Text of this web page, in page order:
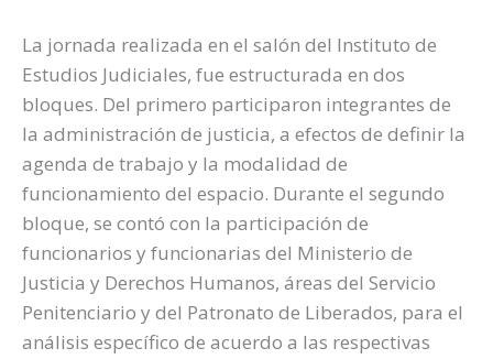
La jornada realizada en el salón del Instituto de
Estudios Judiciales, fue estructurada en dos
bloques. Del primero participaron integrantes de
la administración de justicia, a efectos de definir la
agenda de trabajo y la modalidad de
funcionamiento del espacio. Durante el segundo
bloque, se contó con la participación de
funcionarios y funcionarias del Ministerio de
Justicia y Derechos Humanos, áreas del Servicio
Penitenciario y del Patronato de Liberados, para el
análisis específico de acuerdo a las respectivas